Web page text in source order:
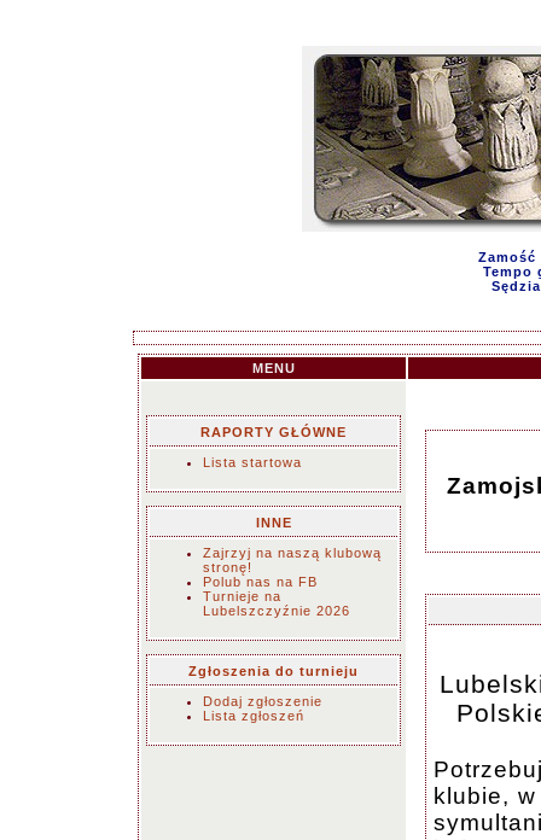
Zamość
Tempo
MENU
RAPORTY GŁÓWNE
Lista startowa
INNE
Zajrzyj na naszą klubową
stronę!
Polub nas na FB
Turnieje na
Lubelszczyźnie 2026
Zgłoszenia do turnieju
Dodaj zgłoszenie
Lista zgłoszeń
klubie,